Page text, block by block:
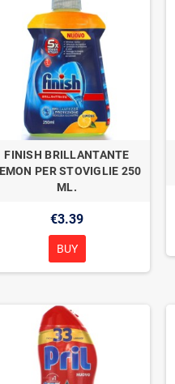
FINISH BRILLANTANTE
PER STOVIGLIE 250
ML.
€3.39
BUY